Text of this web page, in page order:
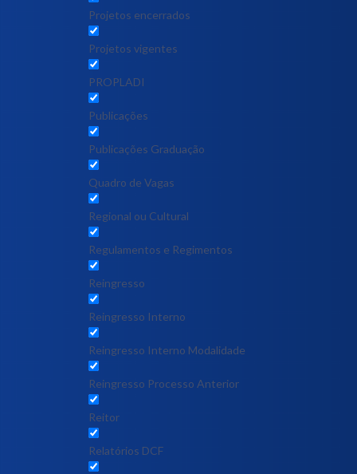
Projetos encerrados
Projetos vigentes
PROPLADI
Publicações
Publicações Graduação
Quadro de Vagas
Regional ou Cultural
Regulamentos e Regimentos
Reingresso
Reingresso Interno
Reingresso Interno Modalidade
Reingresso Processo Anterior
Reitor
Relatórios DCF